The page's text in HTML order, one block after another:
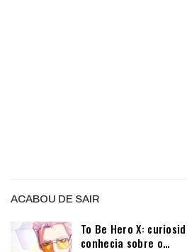
ACABOU DE SAIR
To Be Hero X:
conhecia sobre o…